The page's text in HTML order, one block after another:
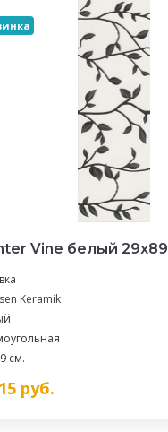
Vine белый 29x89
Keramik
см.
руб.